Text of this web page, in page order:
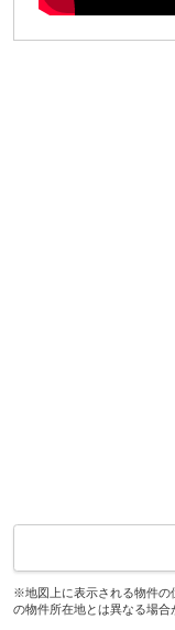
※地図上に表示される物件の
の物件所在地とは異なる場合